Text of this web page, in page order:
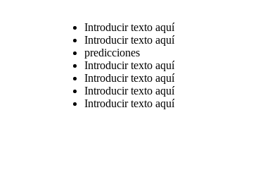
Introducir texto aquí
Introducir texto aquí
predicciones
Introducir texto aquí
Introducir texto aquí
Introducir texto aquí
Introducir texto aquí